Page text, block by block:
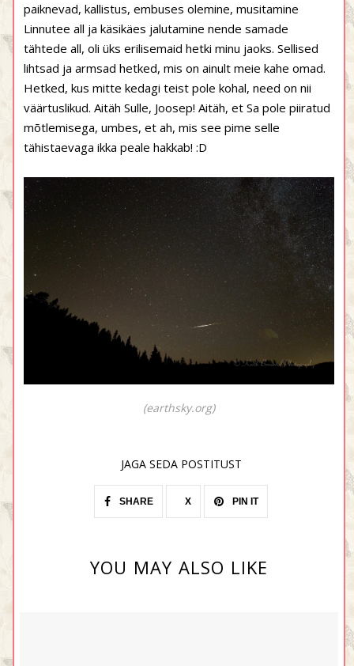
paiknevad, kallistus, embuses olemine, musitamine
Linnutee all ja käsikäes jalutamine nende samade
tähtede all, oli üks erilisemaid hetki minu jaoks. Sellised
lihtsad ja armsad hetked, mis on ainult meie kahe omad.
Hetked, kus mitte kedagi teist pole kohal, need on nii
väärtuslikud. Aitäh Sulle, Joosep! Aitäh, et Sa pole piiratud
mõtlemisega, umbes, et ah, mis see pime selle
tähistaevaga ikka peale hakkab! :D
(earthsky.org)
JAGA SEDA POSTITUST
SHARE X PIN IT
YOU MAY ALSO LIKE